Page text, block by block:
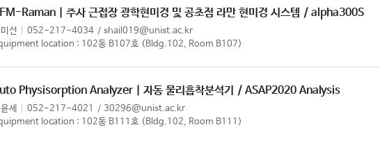
Raman | 주사 근접장 광학현미경 및 공초점 라만 현미경 시스템 / alpha300S
선 052-217-4034
shail019@unist.ac.kr
location : 102동 B107호 (Bldg.102, Room B107)
Physisorption Analyzer | 자동 물리흡착분석기 / ASAP2020 Analysis
세 052-217-4021
30296@unist.ac.kr
location : 102동 B111호 (Bldg.102, Room B111)